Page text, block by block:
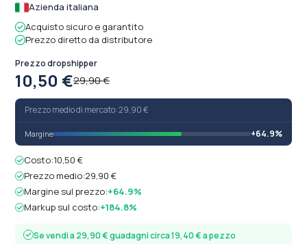
Azienda italiana
Acquisto sicuro e garantito
Prezzo diretto da distributore
Prezzo dropshipper
10,50 €29,90 €
Prezzo medio di mercato: 29,90 €
Margine +64.9%
Costo:10,50 €
Prezzo medio:29,90 €
Margine sul prezzo:+64.9%
Markup sul costo:+184.8%
Se vendi a 29,90 € guadagni circa 19,40 € a pezzo